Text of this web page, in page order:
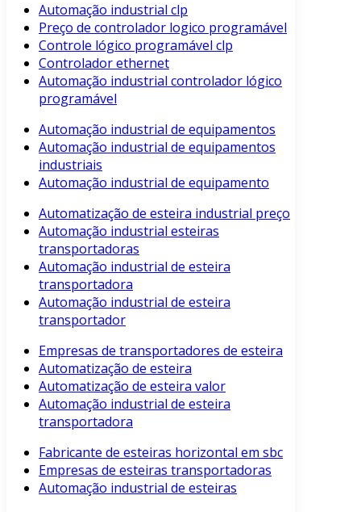
Automação industrial clp
Preço de controlador logico programável
Controle lógico programável clp
Controlador ethernet
Automação industrial controlador lógico
programável
Automação industrial de equipamentos
Automação industrial de equipamentos
industriais
Automação industrial de equipamento
Automatização de esteira industrial preço
Automação industrial esteiras
transportadoras
Automação industrial de esteira
transportadora
Automação industrial de esteira
transportador
Empresas de transportadores de esteira
Automatização de esteira
Automatização de esteira valor
Automação industrial de esteira
transportadora
Fabricante de esteiras horizontal em sbc
Empresas de esteiras transportadoras
Automação industrial de esteiras